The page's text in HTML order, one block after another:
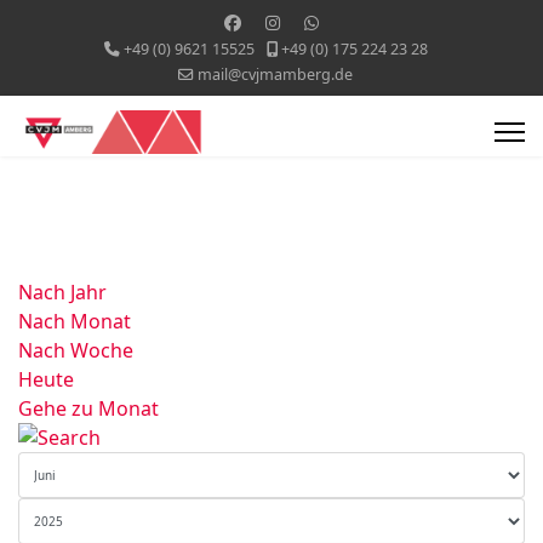
+49 (0) 9621 15525
+49 (0) 175 224 23 28
mail@cvjmamberg.de
Nach Jahr
Nach Monat
Nach Woche
Heute
Gehe zu Monat